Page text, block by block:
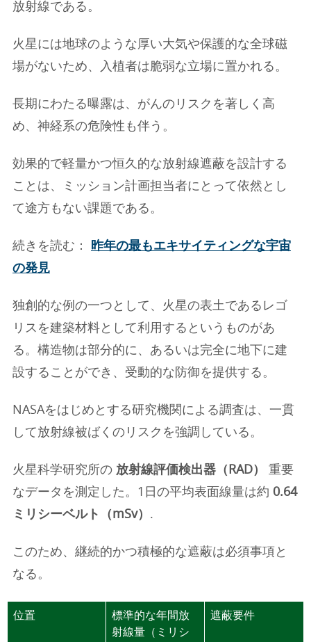
放射線である。
火星には地球のような厚い大気や保護的な全球磁
場がないため、入植者は脆弱な立場に置かれる。
長期にわたる曝露は、がんのリスクを著しく高
め、神経系の危険性も伴う。
効果的で軽量かつ恒久的な放射線遮蔽を設計する
ことは、ミッション計画担当者にとって依然とし
て途方もない課題である。
続きを読む：
昨年の最もエキサイティングな宇宙
の発見
独創的な例の一つとして、火星の表土であるレゴ
リスを建築材料として利用するというものがあ
る。構造物は部分的に、あるいは完全に地下に建
設することができ、受動的な防御を提供する。
NASAをはじめとする研究機関による調査は、一貫
して放射線被ばくのリスクを強調している。
火星科学研究所の 放射線評価検出器（RAD）
重要
なデータを測定した。1日の平均表面線量は約 0.64
ミリシーベルト（mSv） .
このため、継続的かつ積極的な遮蔽は必須事項と
なる。
位置
標準的な年間放
射線量（ミリシ
遮蔽要件